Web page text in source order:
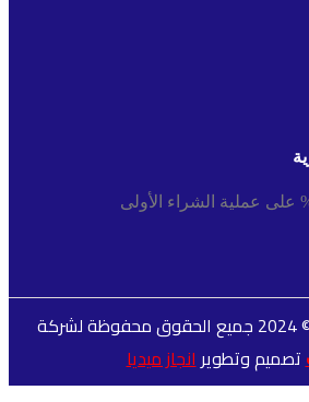
تصميم وتطويرانجاز ميديا